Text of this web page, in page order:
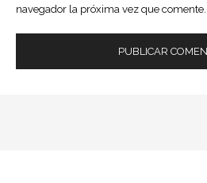
navegador la próxima vez que comente.